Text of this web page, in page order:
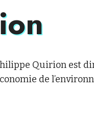
Quirion est
de